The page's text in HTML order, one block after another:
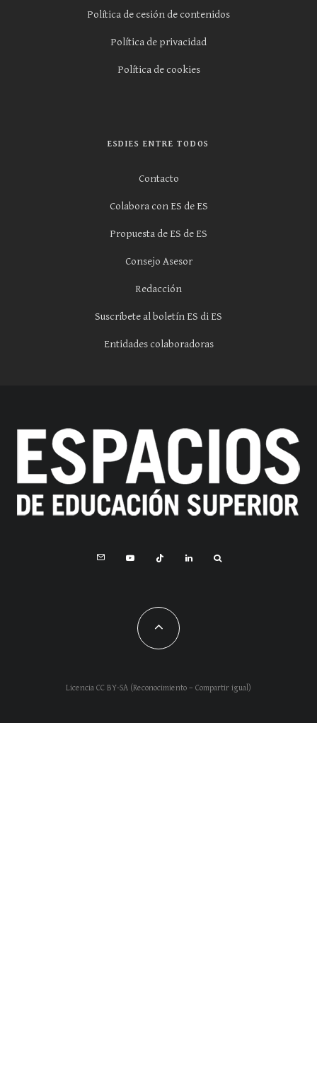
Política de cesión de contenidos
Política de privacidad
Política de cookies
ESDIES ENTRE TODOS
Contacto
Colabora con ES de ES
Propuesta de ES de ES
Consejo Asesor
Redacción
Suscríbete al boletín ES di ES
Entidades colaboradoras
Licencia CC BY-SA (Reconocimiento – Compartir igual)